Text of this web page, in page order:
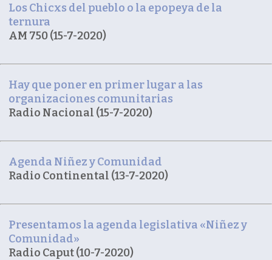
Los Chicxs del pueblo o la epopeya de la
ternura
AM 750 (15-7-2020)
Hay que poner en primer lugar a las
organizaciones comunitarias
Radio Nacional (15-7-2020)
Agenda Niñez y Comunidad
Radio Continental (13-7-2020)
Presentamos la agenda legislativa «Niñez y
Comunidad»
Radio Caput (10-7-2020)